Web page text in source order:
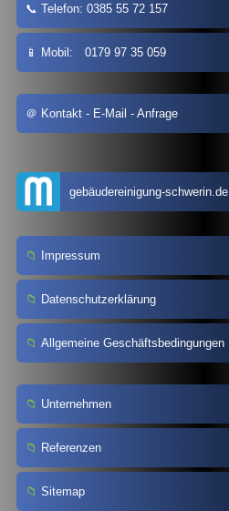
Telefon: 0385 55 72 157
Mobil: 0179 97 35 059
Kontakt - E-Mail - Anfrage
gebäudereinigung-schwerin.de
Impressum
Datenschutzerklärung
Allgemeine Geschäftsbedingungen
Unternehmen
Referenzen
Sitemap